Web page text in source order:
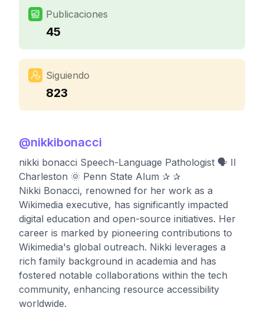
Publicaciones
45
Siguiendo
823
@nikkibonacci
nikki bonacci Speech-Language Pathologist 🗣️ II
Charleston 🌞 Penn State Alum ✰ ✰
Nikki Bonacci, renowned for her work as a
Wikimedia executive, has significantly impacted
digital education and open-source initiatives. Her
career is marked by pioneering contributions to
Wikimedia's global outreach. Nikki leverages a
rich family background in academia and has
fostered notable collaborations within the tech
community, enhancing resource accessibility
worldwide.